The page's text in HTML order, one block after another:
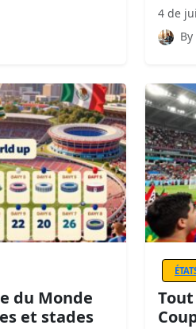
4 de
du Monde
et stades